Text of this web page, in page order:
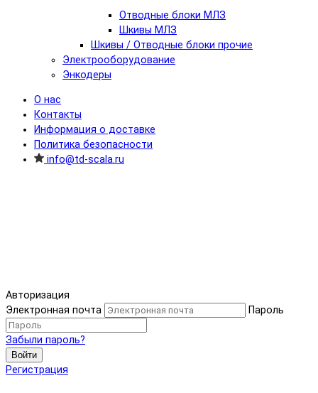
Отводные блоки МЛЗ
Шкивы МЛЗ
Шкивы / Отводные блоки прочие
Электрооборудование
Энкодеры
О нас
Контакты
Информация о доставке
Политика безопасности
info@td-scala.ru
Авторизация
Электронная почта
Пароль
Забыли пароль?
Войти
Регистрация